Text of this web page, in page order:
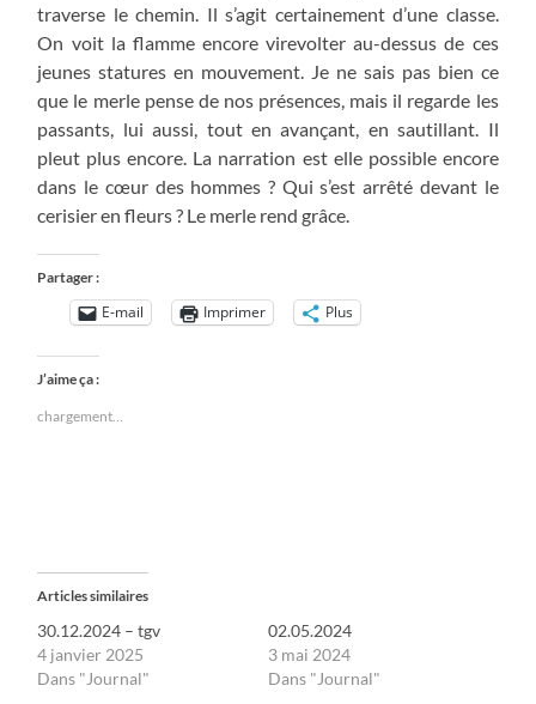
traverse le chemin. Il s’agit certainement d’une classe.
On voit la flamme encore virevolter au-dessus de ces
jeunes statures en mouvement. Je ne sais pas bien ce
que le merle pense de nos présences, mais il regarde les
passants, lui aussi, tout en avançant, en sautillant. Il
pleut plus encore. La narration est elle possible encore
dans le cœur des hommes ? Qui s’est arrêté devant le
cerisier en fleurs ? Le merle rend grâce.
Partager :
E-mail Imprimer Plus
J’aime ça :
chargement…
Articles similaires
30.12.2024 – tgv
4 janvier 2025
Dans "Journal"
02.05.2024
3 mai 2024
Dans "Journal"